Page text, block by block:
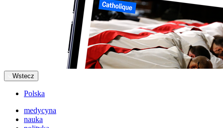
Wstecz
Polska
medycyna
nauka